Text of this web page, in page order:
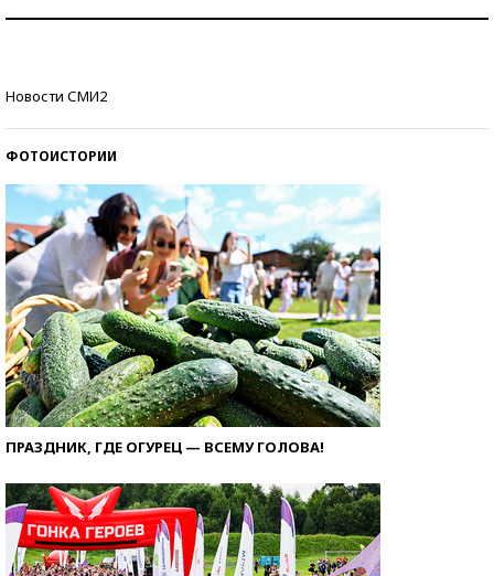
Новости СМИ2
ФОТОИСТОРИИ
ПРАЗДНИК, ГДЕ ОГУРЕЦ — ВСЕМУ ГОЛОВА!